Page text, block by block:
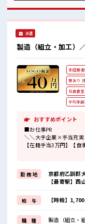
囲気 《20代～
イ&空調完備
ので便利♪
派遣
製造（組立・加工）
未経験者
寮あり (
社員食堂
平均年齢
おすすめポイント
■お仕事PR
＼＼大手企業×手当充
【在籍手当3万円】【
＼遠方の方も安心◎寮完
◎寮費は「タダ」のワン
◎家電付き1R寮
◎駐車場完備/マイカー
ほかにも...
・赴任時は現地までの移
・寮から自転車やバイ
勤 務 地
京都府乙訓郡
【最寄駅】
給 与 【時給】
職 種 製造（組立・